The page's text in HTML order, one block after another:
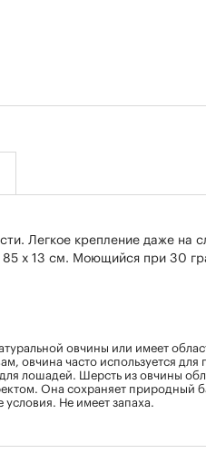
Легкое крепление даже на
85 х 13 см. Моющийся при 30
овчины или имеет
овчина часто используется
лошадей. Шерсть из овчины
Она сохраняет природный
условия. Не имеет запаха.